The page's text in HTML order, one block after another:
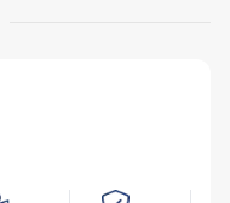
direkt çıkış
fırın,
su sebili, ekmek
bulunmaktadır.